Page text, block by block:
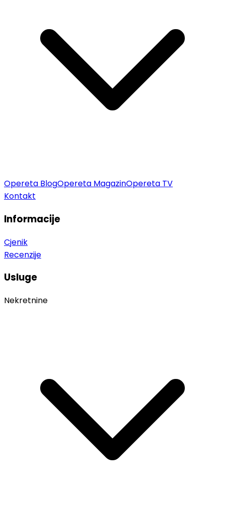
Opereta BlogOpereta MagazinOpereta TV
Kontakt
Informacije
Cjenik
Recenzije
Usluge
Nekretnine